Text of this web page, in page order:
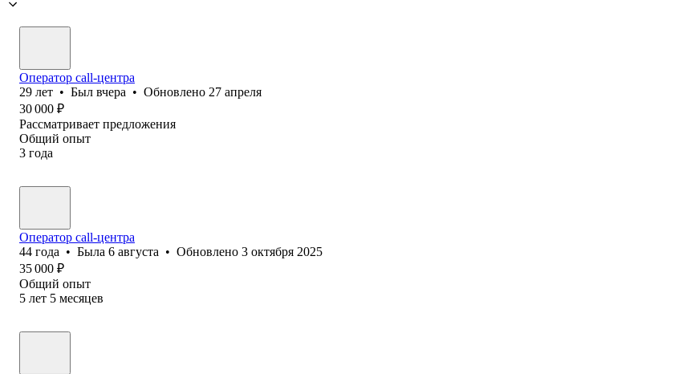
Оператор call-центра
29 лет • Был вчера • Обновлено 27 апреля
30 000 ₽
Рассматривает предложения
Общий опыт
3 года
Оператор call-центра
44 года • Была 6 августа • Обновлено 3 октября 2025
35 000 ₽
Общий опыт
5 лет 5 месяцев